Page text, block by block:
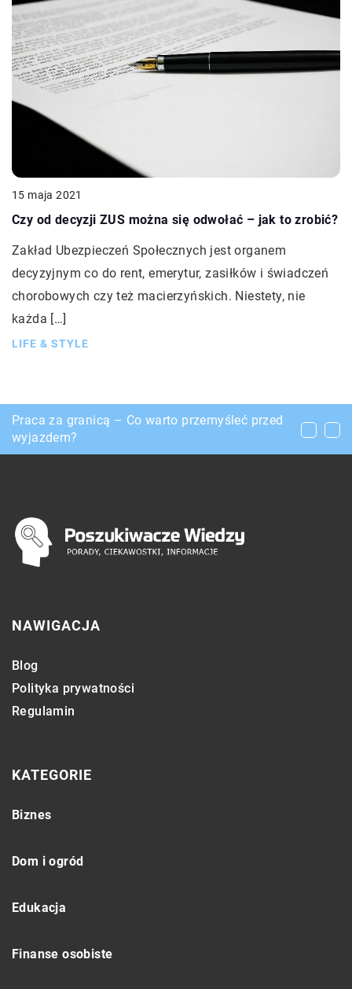
15 maja 2021
Czy od decyzji ZUS można się odwołać – jak to zrobić?
Zakład Ubezpieczeń Społecznych jest organem
decyzyjnym co do rent, emerytur, zasiłków i świadczeń
chorobowych czy też macierzyńskich. Niestety, nie
każda […]
LIFE & STYLE
Jakie parametry i cechy liczą się przy zakupie
monitora?
Praca za granicą – Co warto przemyśleć przed
wyjazdem?
Zabiegi wyszczuplające, które zredukują ilość
tkanki tłuszczowej w organizmie
NAWIGACJA
Blog
Polityka prywatności
Regulamin
KATEGORIE
Biznes
Dom i ogród
Edukacja
Finanse osobiste